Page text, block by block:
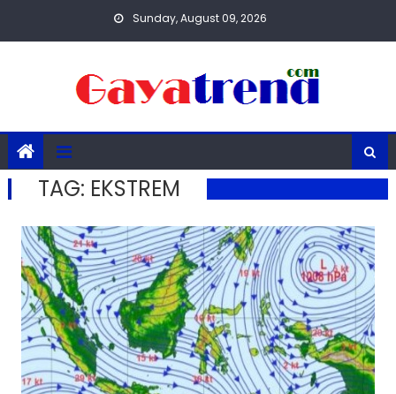
Sunday, August 09, 2026
TAG: EKSTREM